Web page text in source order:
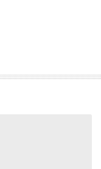
особенностей